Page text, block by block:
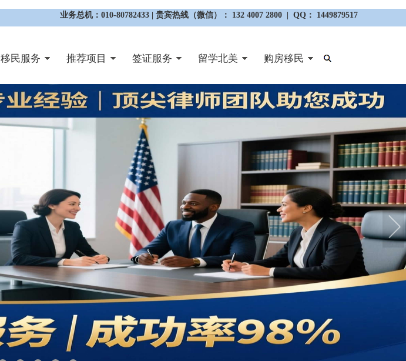
业务总机：010-80782433 | 贵宾热线（微信）： 132 4007 2800 | QQ： 1449879517
移民服务 推荐项目 签证服务 留学北美 购房移民